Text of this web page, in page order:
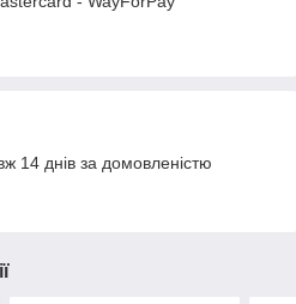
14 днів за домовленістю